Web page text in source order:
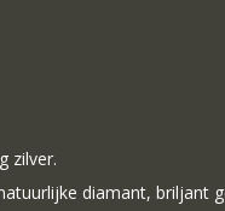
zilver.
diamant, briljant